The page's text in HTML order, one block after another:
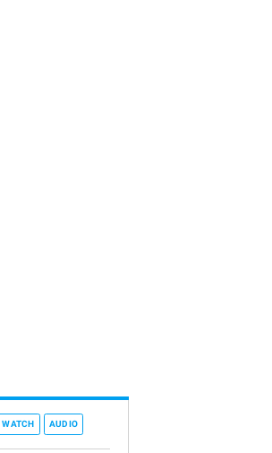
WATCH AUDIO